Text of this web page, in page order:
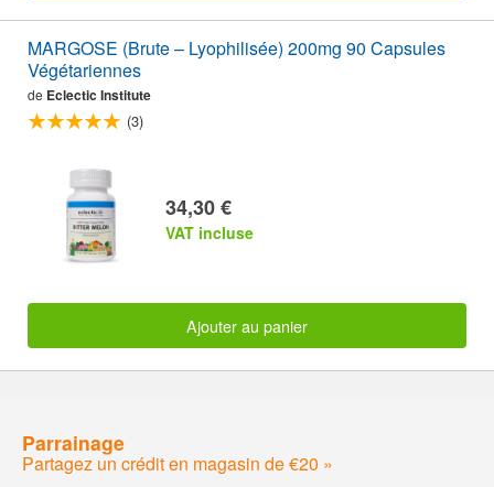
MARGOSE (Brute – Lyophilisée) 200mg 90 Capsules
Végétariennes
de Eclectic Institute
(3)
34,30 €
VAT incluse
Ajouter au panier
Parrainage
Partagez un crédit en magasin de €20 »